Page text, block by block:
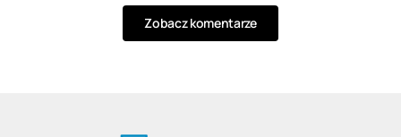
Zobacz komentarze